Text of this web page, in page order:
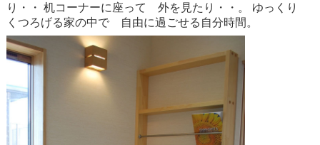
り・・ 机コーナーに座って 外を見たり・・。
ゆっくり
くつろげる家の中で 自由に過ごせる自分時間。